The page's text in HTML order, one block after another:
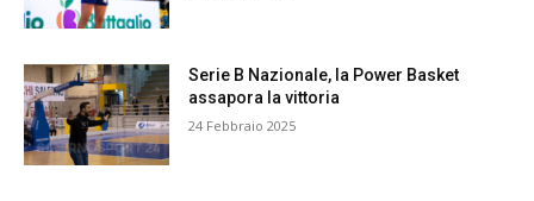
Serie B Nazionale, la Power Basket
assapora la vittoria
24 Febbraio 2025